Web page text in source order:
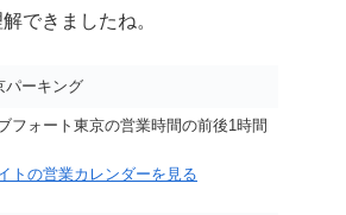
できましたね。
パーキング
フォート東京の営業時間の前後1時間
トの営業カレンダーを見る